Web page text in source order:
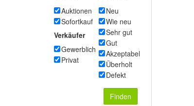
Auktionen
Sofortkauf
Verkäufer
Gewerblich
Privat
Neu
Wie neu
Sehr gut
Gut
Akzeptabel
Überholt
Defekt
Finden